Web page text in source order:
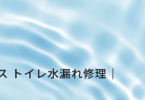
トイレ水漏れ修理｜